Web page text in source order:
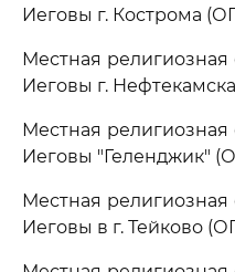
Иеговы г. Кострома
Местная
Иеговы г.
Местная
Иеговы "Геленджик"
Местная
Иеговы в г. Тейково